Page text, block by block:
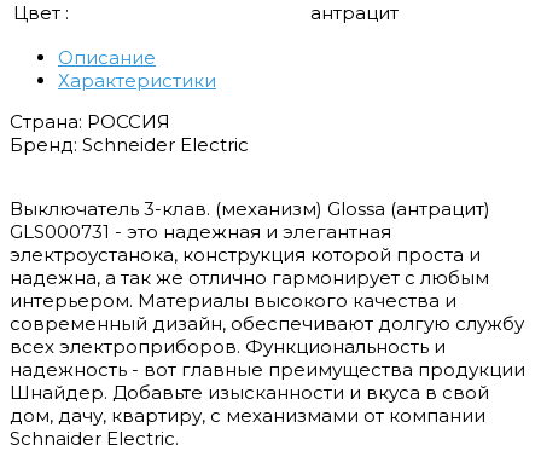
Цвет :
антрацит
Описание
Характеристики
Страна: РОССИЯ
Бренд: Schneider Electric
Выключатель 3-клав. (механизм) Glossa (антрацит)
GLS000731 - это надежная и элегантная
электроустанока, конструкция которой проста и
надежна, а так же отлично гармонирует с любым
интерьером. Материалы высокого качества и
современный дизайн, обеспечивают долгую службу
всех электроприборов. Функциональность и
надежность - вот главные преимущества продукции
Шнайдер. Добавьте изысканности и вкуса в свой
дом, дачу, квартиру, с механизмами от компании
Schnaider Electric.